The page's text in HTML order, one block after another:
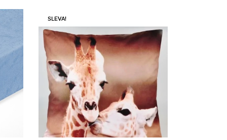
SLEVA!